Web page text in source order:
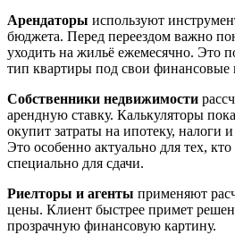
Арендаторы используют
бюджета. Перед переездом важно
уходить на жильё ежемесячно. Это
тип квартиры под свои финансовые
Собственники недвижимости
арендную ставку. Калькуляторы
окупит затраты на ипотеку, налоги
Это особенно актуально для тех,
специально для сдачи.
Риелторы и агенты применяют
цены. Клиент быстрее примет
прозрачную финансовую картину.